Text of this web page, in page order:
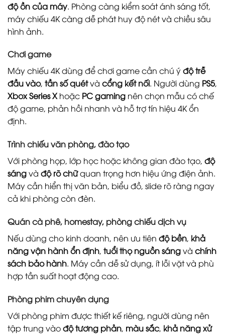
độ ồn của máy. Phòng càng kiểm soát ánh sáng tốt,
máy chiếu 4K càng dễ phát huy độ nét và chiều sâu
hình ảnh.
Chơi game
Máy chiếu 4K dùng để chơi game cần chú ýđộ trễ
đầu vào, tần số quétvà cổng kết nối. Người dùng PS5,
Xbox Series X hoặc PC gaming nên chọn mẫu có chế
độ game, phản hồi nhanh và hỗ trợ tín hiệu 4K ổn
định.
Trình chiếu văn phòng, đào tạo
Với phòng họp, lớp học hoặc không gian đào tạo, độ
sángvà độ rõ chữquan trọng hơn hiệu ứng điện ảnh.
Máy cần hiển thị văn bản, biểu đồ, slide rõ ràng ngay
cả khi phòng còn đèn.
Quán cà phê, homestay, phòng chiếu dịch vụ
Nếu dùng cho kinh doanh, nên ưu tiên độ bền, khả
năng vận hành ổn định, tuổi thọ nguồn sángvà chính
sách bảo hành. Máy cần dễ sử dụng, ít lỗi vặt và phù
hợp tần suất hoạt động cao.
Phòng phim chuyên dụng
Với phòng phim được thiết kế riêng, người dùng nên
tập trung vàođộ tương phản, màu sắc, khả năng xử